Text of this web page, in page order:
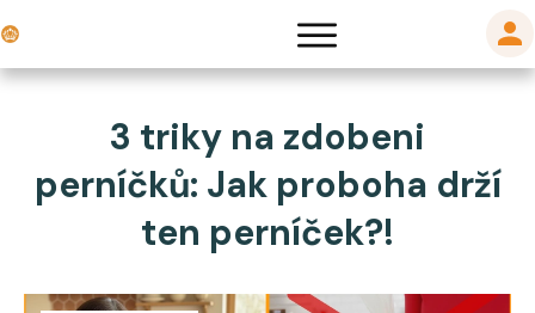
3 triky na zdobeni
perníčků: Jak proboha drží
ten perníček?!